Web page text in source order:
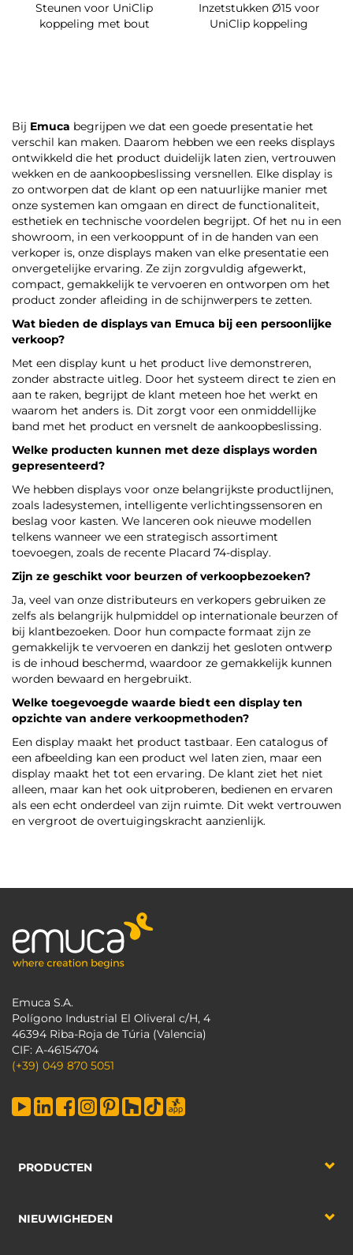
Steunen voor UniClip
koppeling met bout
Inzetstukken Ø15 voor
UniClip koppeling
Bij Emuca begrijpen we dat een goede presentatie het
verschil kan maken. Daarom hebben we een reeks displays
ontwikkeld die het product duidelijk laten zien, vertrouwen
wekken en de aankoopbeslissing versnellen. Elke display is
zo ontworpen dat de klant op een natuurlijke manier met
onze systemen kan omgaan en direct de functionaliteit,
esthetiek en technische voordelen begrijpt. Of het nu in een
showroom, in een verkooppunt of in de handen van een
verkoper is, onze displays maken van elke presentatie een
onvergetelijke ervaring. Ze zijn zorgvuldig afgewerkt,
compact, gemakkelijk te vervoeren en ontworpen om het
product zonder afleiding in de schijnwerpers te zetten.
Wat bieden de displays van Emuca bij een persoonlijke
verkoop?
Met een display kunt u het product live demonstreren,
zonder abstracte uitleg. Door het systeem direct te zien en
aan te raken, begrijpt de klant meteen hoe het werkt en
waarom het anders is. Dit zorgt voor een onmiddellijke
band met het product en versnelt de aankoopbeslissing.
Welke producten kunnen met deze displays worden
gepresenteerd?
We hebben displays voor onze belangrijkste productlijnen,
zoals ladesystemen, intelligente verlichtingssensoren en
beslag voor kasten. We lanceren ook nieuwe modellen
telkens wanneer we een strategisch assortiment
toevoegen, zoals de recente Placard 74-display.
Zijn ze geschikt voor beurzen of verkoopbezoeken?
Ja, veel van onze distributeurs en verkopers gebruiken ze
zelfs als belangrijk hulpmiddel op internationale beurzen of
bij klantbezoeken. Door hun compacte formaat zijn ze
gemakkelijk te vervoeren en dankzij het gesloten ontwerp
is de inhoud beschermd, waardoor ze gemakkelijk kunnen
worden bewaard en hergebruikt.
Welke toegevoegde waarde biedt een display ten
opzichte van andere verkoopmethoden?
Een display maakt het product tastbaar. Een catalogus of
een afbeelding kan een product wel laten zien, maar een
display maakt het tot een ervaring. De klant ziet het niet
alleen, maar kan het ook uitproberen, bedienen en ervaren
als een echt onderdeel van zijn ruimte. Dit wekt vertrouwen
en vergroot de overtuigingskracht aanzienlijk.
Emuca S.A.
Polígono Industrial El Oliveral c/H, 4
46394 Riba-Roja de Túria (Valencia)
CIF: A-46154704
(+39) 049 870 5051
PRODUCTEN
NIEUWIGHEDEN